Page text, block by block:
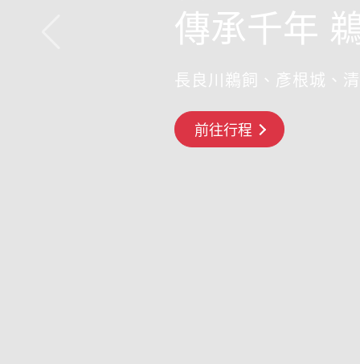
傳承千年
長良川鵜飼、彥根城、
前往行程